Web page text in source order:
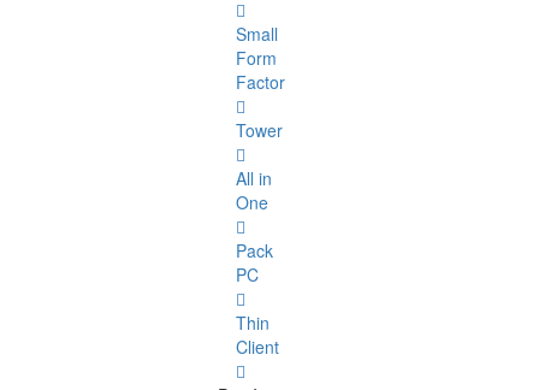
Small
Form
Factor
Tower
All in
One
Pack
PC
Thin
Client